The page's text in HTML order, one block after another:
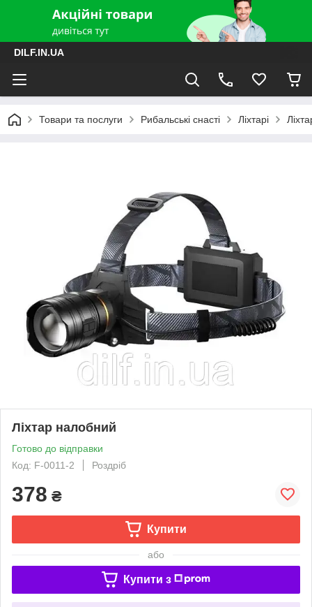
DILF.IN.UA
Товари та послуги Рибальські снасті Ліхтарі
Ліхтар налобний
Готово до відправки
Код: F-0011-2
Роздріб
378 ₴
Купити
або
Купити з